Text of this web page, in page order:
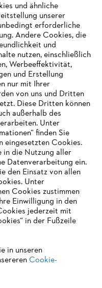
RÜCKGABE
NICHT
wir Ihnen, zu
und ähnliche
unserer
erforderliche
Andere Cookies, die
und
nutzen, einschließlich
Werbeeffektivität,
und Erstellung
nur mit Ihrer
von uns und Dritten
Diese Dritten können
außerhalb des
Unter
finden Sie
eingesetzten Cookies.
in die Nutzung aller
Datenverarbeitung ein.
den Einsatz von allen
Unter
Cookies zustimmen
Einwilligung in den
jederzeit mit
in der Fußzeile
in unseren
Cookie-